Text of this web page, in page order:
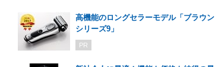
高機能のロングセラーモデル「ブラウン
シリーズ9」
PR